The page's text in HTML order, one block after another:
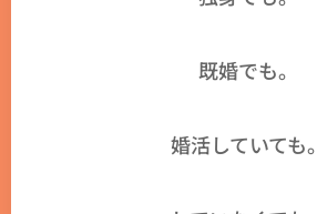
既婚でも。
婚活していても。